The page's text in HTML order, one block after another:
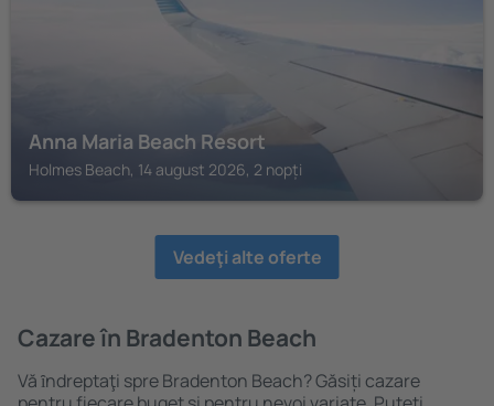
Anna Maria Beach Resort
Holmes Beach, 14 august 2026, 2 nopți
Vedeţi alte oferte
Cazare în Bradenton Beach
Vă ȋndreptaţi spre Bradenton Beach? Găsiți cazare